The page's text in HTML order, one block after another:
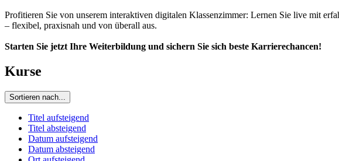
Profitieren Sie von unserem interaktiven digitalen Klassenzimmer: Lernen Sie live mit
– flexibel, praxisnah und von überall aus.
Starten Sie jetzt Ihre Weiterbildung und sichern Sie sich beste Karrierechancen!
Kurse
Sortieren nach...
Titel aufsteigend
Titel absteigend
Datum aufsteigend
Datum absteigend